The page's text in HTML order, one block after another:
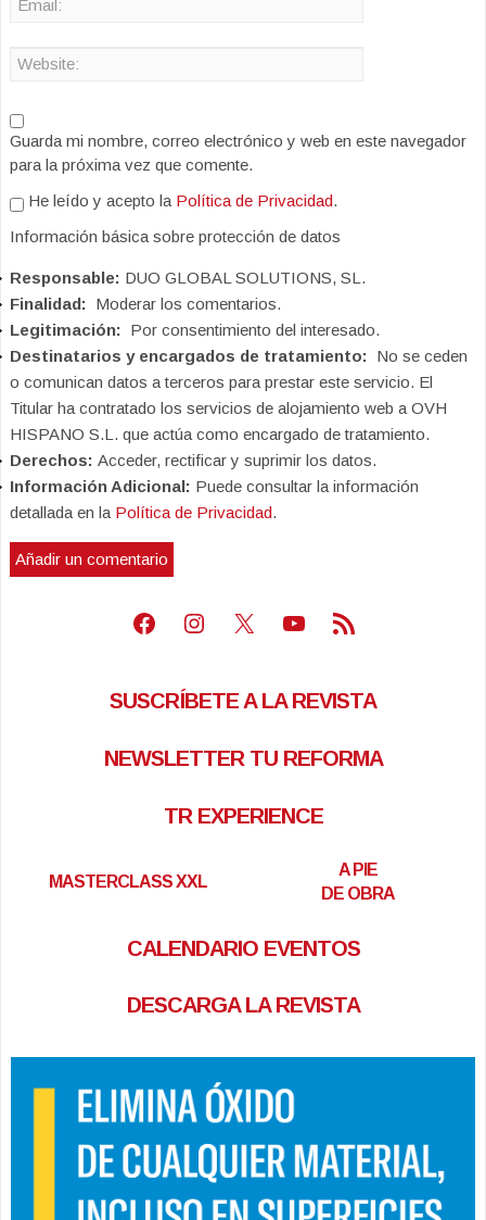
Guarda mi nombre, correo electrónico y web en este navegador
para la próxima vez que comente.
He leído y acepto la Política de Privacidad.
Información básica sobre protección de datos
Responsable: DUO GLOBAL SOLUTIONS, SL.
Finalidad: Moderar los comentarios.
Legitimación: Por consentimiento del interesado.
Destinatarios y encargados de tratamiento: No se ceden
o comunican datos a terceros para prestar este servicio. El
Titular ha contratado los servicios de alojamiento web a OVH
HISPANO S.L. que actúa como encargado de tratamiento.
Derechos: Acceder, rectificar y suprimir los datos.
Información Adicional: Puede consultar la información
detallada en la Política de Privacidad.
Facebook
Instagram
X Youtube
Feed RSS
SUSCRÍBETE A LA REVISTA
NEWSLETTER TU REFORMA
TR EXPERIENCE
MASTERCLASS XXL
A PIE
DE OBRA
CALENDARIO EVENTOS
DESCARGA LA REVISTA